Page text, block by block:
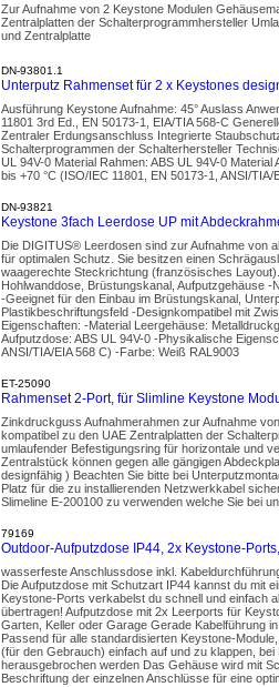
Zur Aufnahme von 2 Keystone Modulen
Zentralplatten der Schalterprogrammhersteller
und Zentralplatte
DN-93801.1
Unterputz Rahmenset für 2 x Keystones
Ausführung Keystone Aufnahme: 45° Auslass
11801 3rd Ed., EN 50173-1, EIA/TIA 568-C
Zentraler Erdungsanschluss Integrierte
Schalterprogrammen der Schalterhersteller
UL 94V-0 Material Rahmen: ABS UL 94V-0
bis +70 °C (ISO/IEC 11801, EN 50173-1, ANSI/TIA/
DN-93821
Keystone 3fach Leerdose UP mit
Die DIGITUS® Leerdosen sind zur Aufnahme von
für optimalen Schutz. Sie besitzen einen
waagerechte Steckrichtung (französisches
Hohlwanddose, Brüstungskanal, Aufputzgehäuse
-Geeignet für den Einbau im Brüstungskanal,
Plastikbeschriftungsfeld -Designkompatibel mit
Eigenschaften: -Material Leergehäuse:
Aufputzdose: ABS UL 94V-0 -Physikalische
ANSI/TIA/EIA 568 C) -Farbe: Weiß RAL9003
ET-25090
Rahmenset 2-Port, für Slimline Keystone
Zinkdruckguss Aufnahmerahmen zur Aufnahme
kompatibel zu den UAE Zentralplatten der
umlaufender Befestigungsring für horizontale und
Zentralstück können gegen alle gängigen
designfähig ) Beachten Sie bitte bei
Platz für die zu installierenden Netzwerkkabel
Slimeline E-200100 zu verwenden welche Sie bei
79169
Outdoor-Aufputzdose IP44, 2x Keystone-
wasserfeste Anschlussdose inkl.
Die Aufputzdose mit Schutzart IP44 kannst du mit
Keystone-Ports verkabelst du schnell und einfach
übertragen! Aufputzdose mit 2x Leerports für
Garten, Keller oder Garage Gerade Kabelführung
Passend für alle standardisierten Keystone-
(für den Gebrauch) einfach auf und zu klappen,
herausgebrochen werden Das Gehäuse wird mit
Beschriftung der einzelnen Anschlüsse für eine